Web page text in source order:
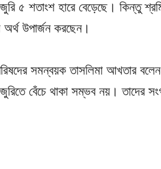
৫ শতাংশ হারে বেড়েছে। কিন্তু
উপার্জন করছেন।
সমন্বয়ক তাসলিমা আখতার
বেঁচে থাকা সম্ভব নয়। তাদের